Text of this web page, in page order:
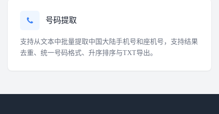
号码提取
支持从文本中批量提取中国大陆手机号和座机号，支持结果
去重、统一号码格式、升序排序与TXT导出。